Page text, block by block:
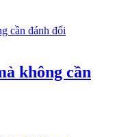
không cần